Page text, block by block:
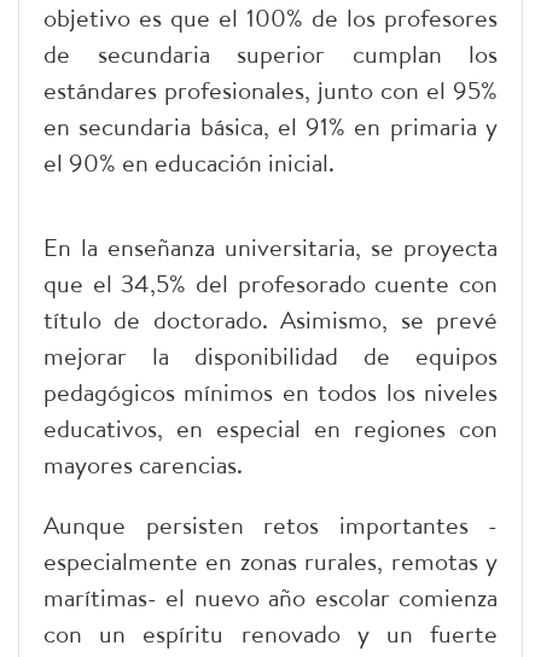
objetivo es que el 100% de los profesores
de secundaria superior cumplan los
estándares profesionales, junto con el 95%
en secundaria básica, el 91% en primaria y
el 90% en educación inicial.
En la enseñanza universitaria, se proyecta
que el 34,5% del profesorado cuente con
título de doctorado. Asimismo, se prevé
mejorar la disponibilidad de equipos
pedagógicos mínimos en todos los niveles
educativos, en especial en regiones con
mayores carencias.
Aunque persisten retos importantes -
especialmente en zonas rurales, remotas y
marítimas- el nuevo año escolar comienza
con un espíritu renovado y un fuerte